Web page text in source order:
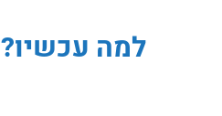
למה עכשיו?